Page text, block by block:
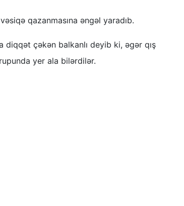
qazanmasına əngəl yaradıb.
diqqət çəkən balkanlı deyib ki, əgər qış
yer ala bilərdilər.